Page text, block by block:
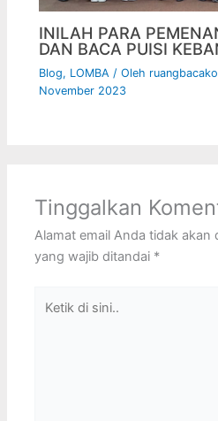
INILAH PARA
DAN BACA PUISI
Blog, LOMBA / Oleh
November 2023
Tinggalkan
Alamat email Anda tidak akan
yang wajib ditandai *